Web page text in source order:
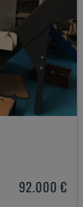
92.000 €